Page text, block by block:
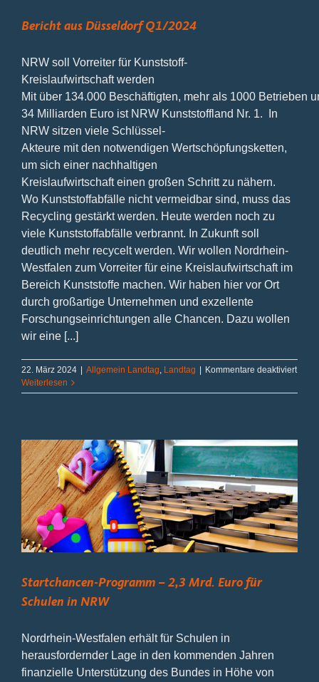
Bericht aus Düsseldorf Q1/2024
NRW soll Vorreiter für Kunststoff-
Kreislaufwirtschaft werden
Mit über 134.000 Beschäftigten, mehr als 1000 Betrieben
34 Milliarden Euro ist NRW Kunststoffland Nr. 1. In
NRW sitzen viele Schlüssel-
Akteure mit den notwendigen Wertschöpfungsketten,
um sich einer nachhaltigen
Kreislaufwirtschaft einen großen Schritt zu nähern.
Wo Kunststoffabfälle nicht vermeidbar sind, muss das
Recycling gestärkt werden. Heute werden noch zu
viele Kunststoffabfälle verbrannt. In Zukunft soll
deutlich mehr recycelt werden. Wir wollen Nordrhein-
Westfalen zum Vorreiter für eine Kreislaufwirtschaft im
Bereich Kunststoffe machen. Wir haben hier vor Ort
durch großartige Unternehmen und exzellente
Forschungseinrichtungen alle Chancen. Dazu wollen
wir eine [...]
22. März 2024 Allgemein Landtag, Landtag Kommentare deaktiviertfür
aus
Weiterlesen
Startchancen-Programm – 2,3 Mrd. Euro für
Schulen in NRW
Nordrhein-Westfalen erhält für Schulen in
herausfordernder Lage in den kommenden Jahren
finanzielle Unterstützung des Bundes in Höhe von